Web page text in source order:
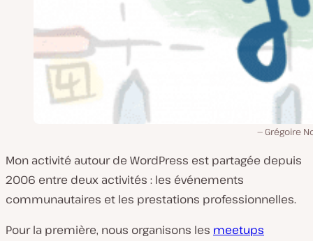
Grégoire
Mon activité autour de WordPress est partagée depuis
2006 entre deux activités : les événements
communautaires et les prestations professionnelles.
Pour la première, nous organisons les meetups